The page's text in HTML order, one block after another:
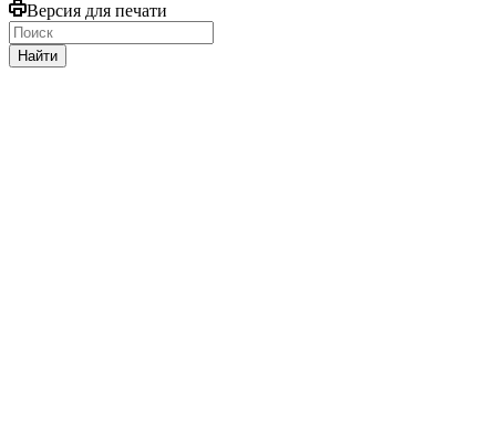
Версия для печати
Найти